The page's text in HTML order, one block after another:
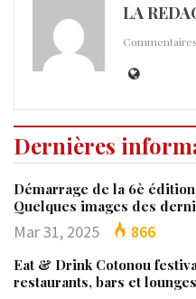
LA
Commentaires
Dernières
Démarrage de la 6è
Quelques images des
Mar 31, 2025 866
Eat & Drink Cotonou
restaurants, bars et